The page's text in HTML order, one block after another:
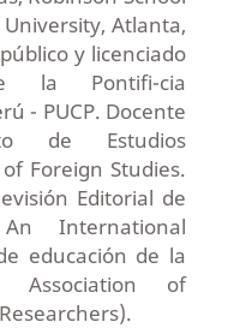
Atlanta,
y licenciado
la Pontifi-cia
- PUCP. Docente
de Estudios
Foreign Studies.
Editorial de
International
educación de la
Association of